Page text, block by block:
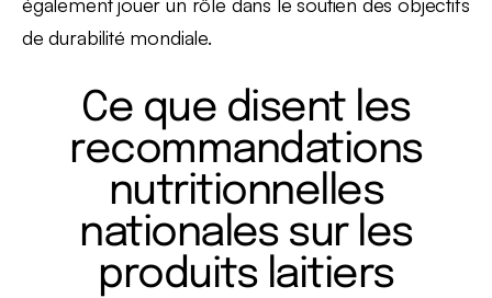
de durabilité mondiale.
Ce que disent les
recommandations
nutritionnelles
nationales sur les
produits laitiers